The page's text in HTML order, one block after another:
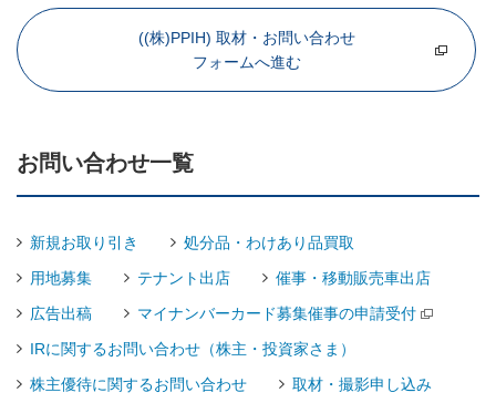
((株)PPIH) 取材・お問い合わせ
フォームへ進む
お問い合わせ一覧
新規お取り引き
処分品・わけあり品買取
用地募集
テナント出店
催事・移動販売車出店
広告出稿
マイナンバーカード募集催事の申請受付
IRに関するお問い合わせ（株主・投資家さま）
株主優待に関するお問い合わせ
取材・撮影申し込み